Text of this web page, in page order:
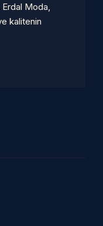
Moda,
kalitenin